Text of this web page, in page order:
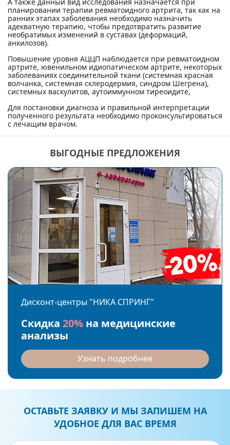
планировании терапии ревматоидного артрита, так как на
ранних этапах заболевания необходимо назначить
адекватную терапию, чтобы предотвратить развитие
необратимых изменений в суставах (деформаций,
анкилозов).
Повышение уровня АЦЦП наблюдается при ревматоидном
артрите, ювенильном идиопатическом артрите, некоторых
заболеваниях соединительной ткани (системная красная
волчанка, системная склеродермия, синдром Шегрена),
системных васкулитов, аутоиммунном тиреоидите,
Для постановки диагноза и правильной интерпретации
полученного результата необходимо проконсультироваться
с лечащим врачом.
ВЫГОДНЫЕ ПРЕДЛОЖЕНИЯ
Дисконт-центры "НИКА СПРИНГ"
Скидка 20% на медицинские
анализы
Узнать подробнее
ОСТАВЬТЕ ЗАЯВКУ И МЫ ЗАПИШЕМ НА
УДОБНОЕ ДЛЯ ВАС ВРЕМЯ